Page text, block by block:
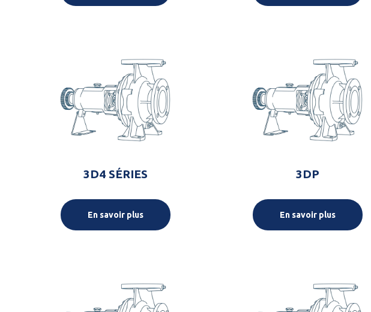
3D4 SÉRIES
En savoir plus
3DP
En savoir plus